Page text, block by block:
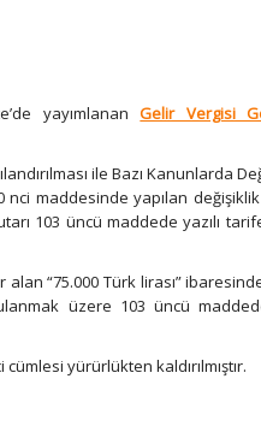
yayımlananGelir Vergisi
ile Bazı Kanunlarda
maddesinde yapılan
103 üncü maddede yazılı
alan “75.000 Türk lirası”
üzere 103 üncü
cümlesi yürürlükten kaldırılmıştır.